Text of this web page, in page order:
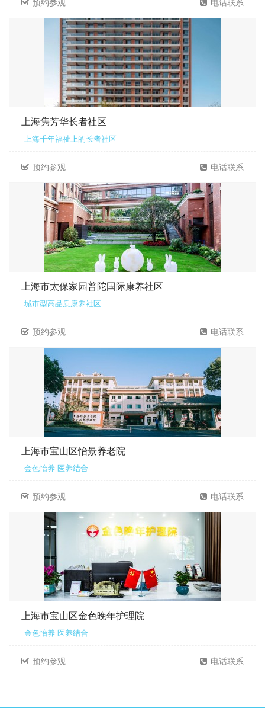
预约参观 电话联系
上海隽芳华长者社区
上海千年福祉上的长者社区
预约参观 电话联系
上海市太保家园普陀国际康养社区
城市型高品质康养社区
预约参观 电话联系
上海市宝山区怡景养老院
金色怡养 医养结合
预约参观 电话联系
上海市宝山区金色晚年护理院
金色怡养 医养结合
预约参观 电话联系